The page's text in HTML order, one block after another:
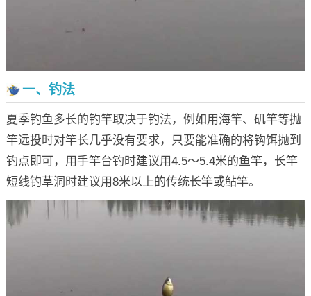
一、钓法
夏季钓鱼多长的钓竿取决于钓法，例如用海竿、矶竿等抛
竿远投时对竿长几乎没有要求，只要能准确的将钩饵抛到
钓点即可，用手竿台钓时建议用4.5～5.4米的鱼竿，长竿
短线钓草洞时建议用8米以上的传统长竿或鲇竿。